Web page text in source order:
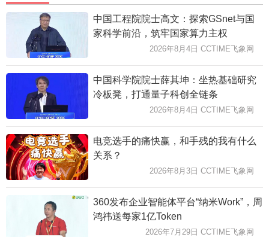
中国工程院院士高文：探索GSnet与国
家科学前沿，筑牢国家算力主权
2026年8月4日 CCTIME飞象网
中国科学院院士薛其坤：坐热基础研究
冷板凳，打通量子科创全链条
2026年8月4日 CCTIME飞象网
电竞选手的痛快赢，和手残的我有什么
关系？
2026年8月3日 CCTIME飞象网
360发布企业智能体平台“纳米Work”，周
鸿祎送每家1亿Token
2026年7月29日 CCTIME飞象网